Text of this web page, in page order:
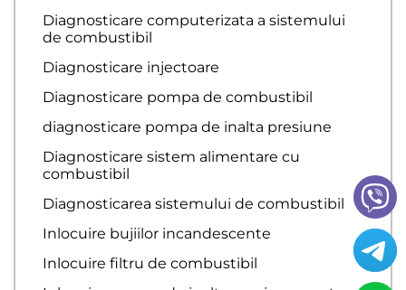
Diagnosticare computerizata a sistemului
de combustibil
Diagnosticare injectoare
Diagnosticare pompa de combustibil
diagnosticare pompa de inalta presiune
Diagnosticare sistem alimentare cu
combustibil
Diagnosticarea sistemului de combustibil
Inlocuire bujiilor incandescente
Inlocuire filtru de combustibil